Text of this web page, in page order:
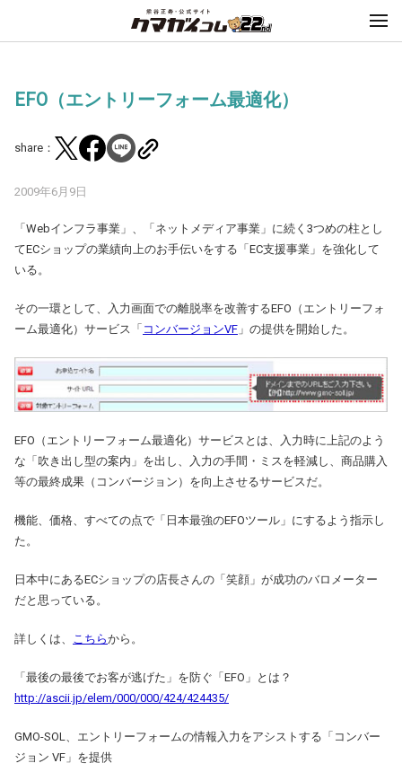
EFO（エントリーフォーム最適化）
share：
2009年6月9日
「Webインフラ事業」、「ネットメディア事業」に続く3つめの柱とし
てECショップの業績向上のお手伝いをする「EC支援事業」を強化して
いる。
その一環として、入力画面での離脱率を改善するEFO（エントリーフォ
ーム最適化）サービス「 コンバージョンVF 」の提供を開始した。
EFO（エントリーフォーム最適化）サービスとは、入力時に上記のよう
な「吹き出し型の案内」を出し、入力の手間・ミスを軽減し、商品購入
等の最終成果（コンバージョン）を向上させるサービスだ。
機能、価格、すべての点で「日本最強のEFOツール」にするよう指示し
た。
日本中にあるECショップの店長さんの「笑顔」が成功のバロメーター
だと思っている。
詳しくは、 こちらから。
「最後の最後でお客が逃げた」を防ぐ「EFO」とは？
http://ascii.jp/elem/000/000/424/424435/
GMO-SOL、エントリーフォームの情報入力をアシストする「コンバー
ジョン VF」を提供